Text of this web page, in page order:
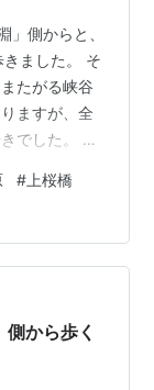
」側からと、
ました。 そ
たがる峡谷
ますが、全
でした。 し
上歩くこと
「竜宮渕
（12）回ほ
渕（萩市
返しまし
#上桜橋
側から歩く